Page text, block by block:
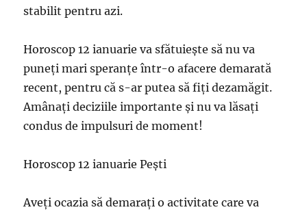
stabilit pentru azi.
Horoscop 12 ianuarie va sfătuiește să nu va
puneți mari speranțe într-o afacere demarată
recent, pentru că s-ar putea să fiți dezamăgit.
Amânați deciziile importante și nu va lăsați
condus de impulsuri de moment!
Horoscop 12 ianuarie Pești
Aveți ocazia să demarați o activitate care va